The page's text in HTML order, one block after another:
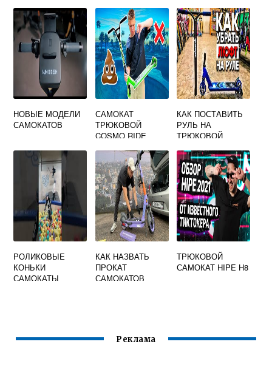
НОВЫЕ МОДЕЛИ
САМОКАТОВ
САМОКАТ
ТРЮКОВОЙ
COSMO RIDE
КАК ПОСТАВИТЬ
РУЛЬ НА
ТРЮКОВОЙ
РОЛИКОВЫЕ
КОНЬКИ
САМОКАТЫ
КАК НАЗВАТЬ
ПРОКАТ
САМОКАТОВ
ТРЮКОВОЙ
САМОКАТ HIPE H8
Реклама